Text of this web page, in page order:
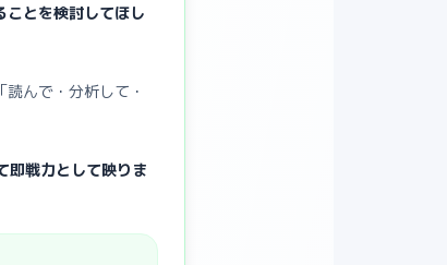
ことを検討してほし
んで・分析して・
即戦力として映りま